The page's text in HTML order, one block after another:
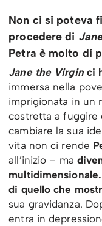
Non ci si poteva
procedere di
Petra è molto di
Jane the Virgin ci
immersa nella
imprigionata in un
costretta a fuggire
cambiare la sua
vita non ci rende
all’inizio – ma
multidimensionale.
di quello che
sua gravidanza.
entra in